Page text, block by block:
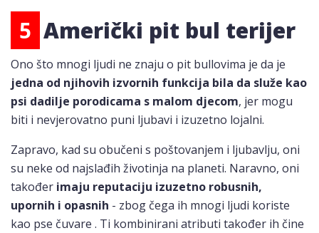
5 Američki pit bul terijer
Ono što mnogi ljudi ne znaju o pit bullovima je da je
jedna od njihovih izvornih funkcija bila da služe kao
psi dadilje porodicama s malom djecom, jer mogu
biti i nevjerovatno puni ljubavi i izuzetno lojalni.
Zapravo, kad su obučeni s poštovanjem i ljubavlju, oni
su neke od najslađih životinja na planeti. Naravno, oni
također imaju reputaciju izuzetno robusnih,
upornih i opasnih - zbog čega ih mnogi ljudi koriste
kao pse čuvare . Ti kombinirani atributi također ih čine